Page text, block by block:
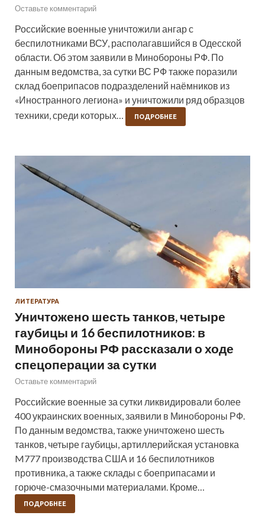
Оставьте комментарий
Российские военные уничтожили ангар с
беспилотниками ВСУ, располагавшийся в Одесской
области. Об этом заявили в Минобороны РФ. По
данным ведомства, за сутки ВС РФ также поразили
склад боеприпасов подразделений наёмников из
«Иностранного легиона» и уничтожили ряд образцов
техники, среди которых…
ПОДРОБНЕЕ
ЛИТЕРАТУРА
Уничтожено шесть танков, четыре
гаубицы и 16 беспилотников: в
Минобороны РФ рассказали о ходе
спецоперации за сутки
Оставьте комментарий
Российские военные за сутки ликвидировали более
400 украинских военных, заявили в Минобороны РФ.
По данным ведомства, также уничтожено шесть
танков, четыре гаубицы, артиллерийская установка
M777 производства США и 16 беспилотников
противника, а также склады с боеприпасами и
горюче-смазочными материалами. Кроме…
ПОДРОБНЕЕ